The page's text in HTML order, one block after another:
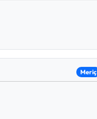
Meriç